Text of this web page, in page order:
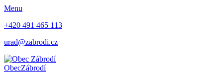
Menu
+420 491 465 113
urad@zabrodi.cz
ObecZábrodí